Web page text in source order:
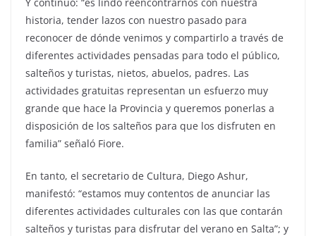
historia, tender lazos con nuestro pasado para
reconocer de dónde venimos y compartirlo a través de
diferentes actividades pensadas para todo el público,
salteños y turistas, nietos, abuelos, padres. Las
actividades gratuitas representan un esfuerzo muy
grande que hace la Provincia y queremos ponerlas a
disposición de los salteños para que los disfruten en
familia” señaló Fiore.
En tanto, el secretario de Cultura, Diego Ashur,
manifestó: “estamos muy contentos de anunciar las
diferentes actividades culturales con las que contarán
salteños y turistas para disfrutar del verano en Salta”; y